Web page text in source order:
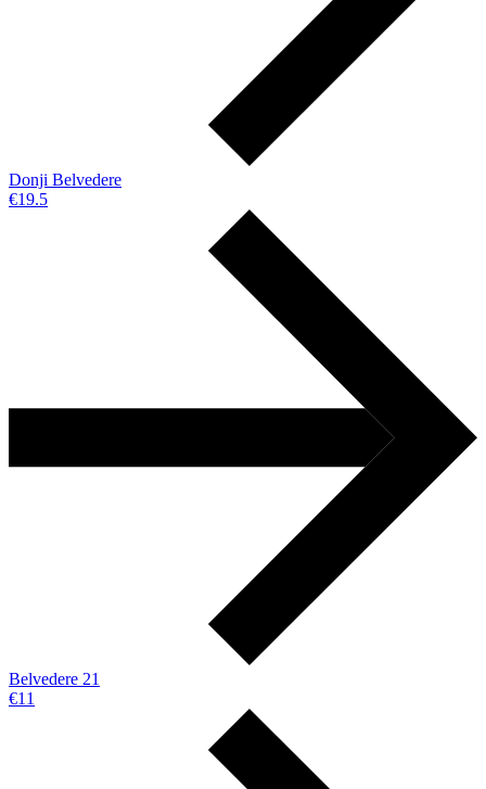
Donji Belvedere
€19.5
Belvedere 21
€11